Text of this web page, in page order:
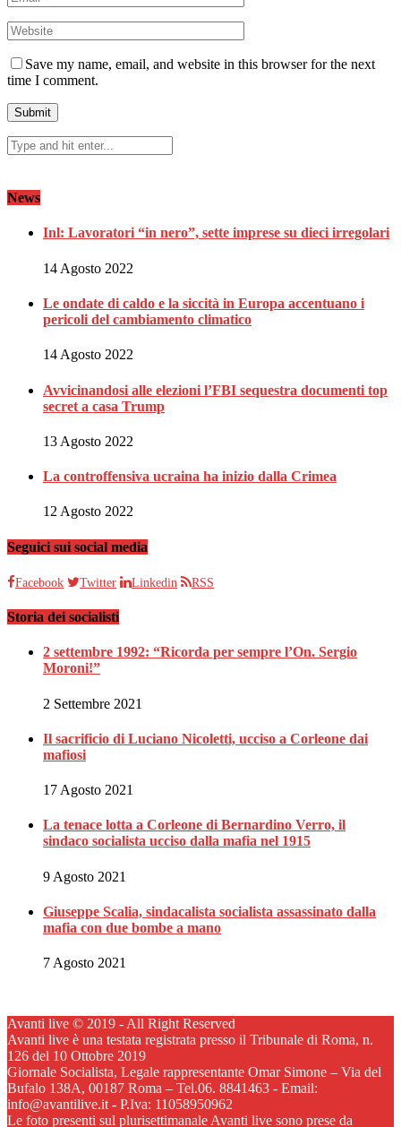
Save my name, email, and website in this browser for the next
time I comment.
News
Inl: Lavoratori “in nero”, sette imprese su dieci irregolari
14 Agosto 2022
Le ondate di caldo e la siccità in Europa accentuano i
pericoli del cambiamento climatico
14 Agosto 2022
Avvicinandosi alle elezioni l’FBI sequestra documenti top
secret a casa Trump
13 Agosto 2022
La controffensiva ucraina ha inizio dalla Crimea
12 Agosto 2022
Seguici sui social media
Facebook Twitter Linkedin RSS
Storia dei socialisti
2 settembre 1992: “Ricorda per sempre l’On. Sergio
Moroni!”
2 Settembre 2021
Il sacrificio di Luciano Nicoletti, ucciso a Corleone dai
mafiosi
17 Agosto 2021
La tenace lotta a Corleone di Bernardino Verro, il
sindaco socialista ucciso dalla mafia nel 1915
9 Agosto 2021
Giuseppe Scalia, sindacalista socialista assassinato dalla
mafia con due bombe a mano
7 Agosto 2021
Avanti live © 2019 - All Right Reserved
Avanti live è una testata registrata presso il Tribunale di Roma, n.
126 del 10 Ottobre 2019
Giornale Socialista, Legale rappresentante Omar Simone – Via del
Bufalo 138A, 00187 Roma – Tel.06. 8841463 - Email:
info@avantilive.it - P.Iva: 11058950962
Le foto presenti sul plurisettimanale Avanti live sono prese da